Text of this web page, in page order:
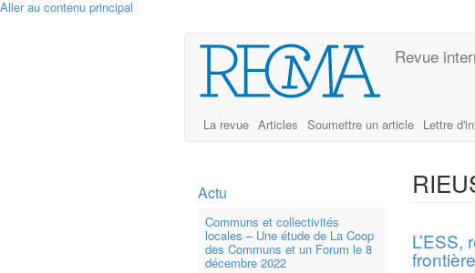
Aller au contenu principal
Revue
La revue Articles Soumettre un article Lettre
Actu
Communs et collectivités
locales – Une étude de La Coop
des Communs et un Forum le 8
décembre 2022